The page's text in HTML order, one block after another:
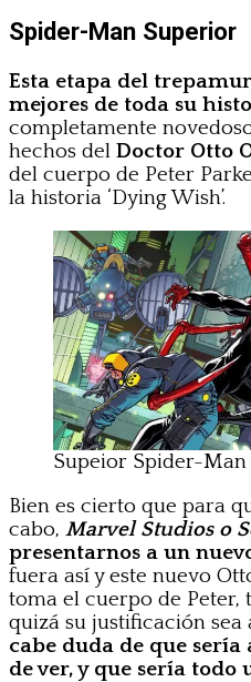
Spider-Man Superior
Esta etapa del
mejores de toda su
completamente
hechos del Doctor Otto
del cuerpo de Peter
la historia ‘Dying Wish’.
Supeior Spider-Man
Bien es cierto que para
cabo, Marvel Studios o
presentarnos a un
fuera así y este nuevo
toma el cuerpo de Peter,
quizá su justificación sea
cabe duda de que
de ver, y que sería